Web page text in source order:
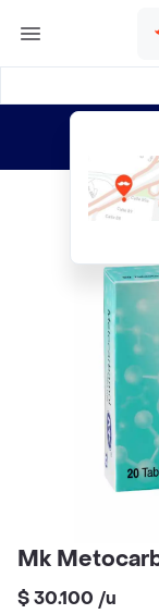
Mk
$ 30.100 /u